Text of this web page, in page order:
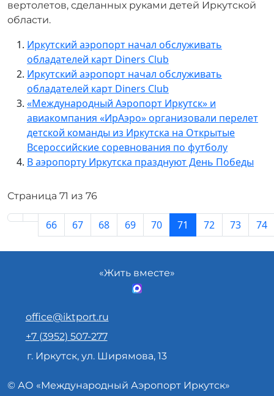
вертолетов, сделанных руками детей Иркутской
области.
Иркутский аэропорт начал обслуживать
обладателей карт Diners Club
Иркутский аэропорт начал обслуживать
обладателей карт Diners Club
«Международный Аэропорт Иркутск» и
авиакомпания «ИрАэро» организовали перелет
детской команды из Иркутска на Открытые
Всероссийские соревнования по футболу
В аэропорту Иркутска празднуют День Победы
Страница 71 из 76
66 67 68 69 70 71 72 73 74
«Жить вместе»
office@iktport.ru
+7 (3952) 507-277
г. Иркутск, ул. Ширямова, 13
© АО «Международный Аэропорт Иркутск»